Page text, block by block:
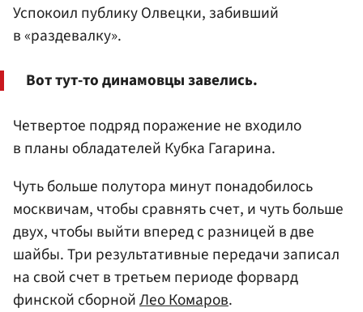
Успокоил публику Олвецки, забивший
в «раздевалку».
Вот тут-то динамовцы завелись.
Четвертое подряд поражение не входило
в планы обладателей Кубка Гагарина.
Чуть больше полутора минут понадобилось
москвичам, чтобы сравнять счет, и чуть больше
двух, чтобы выйти вперед с разницей в две
шайбы. Три результативные передачи записал
на свой счет в третьем периоде форвард
финской сборнойЛео Комаров.